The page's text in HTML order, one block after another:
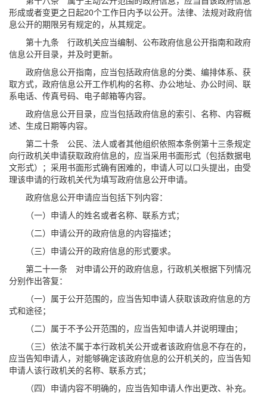
形成或者变更之日起20个工作日内予以公开。法律、法规对政府信
息公开的期限另有规定的，从其规定。
第十九条 行政机关应当编制、公布政府信息公开指南和政府
信息公开目录，并及时更新。
政府信息公开指南，应当包括政府信息的分类、编排体系、获
取方式，政府信息公开工作机构的名称、办公地址、办公时间、联
系电话、传真号码、电子邮箱等内容。
政府信息公开目录，应当包括政府信息的索引、名称、内容概
述、生成日期等内容。
第二十条 公民、法人或者其他组织依照本条例第十三条规定
向行政机关申请获取政府信息的，应当采用书面形式（包括数据电
文形式）；采用书面形式确有困难的，申请人可以口头提出，由受
理该申请的行政机关代为填写政府信息公开申请。
政府信息公开申请应当包括下列内容：
（一）申请人的姓名或者名称、联系方式；
（二）申请公开的政府信息的内容描述；
（三）申请公开的政府信息的形式要求。
第二十一条 对申请公开的政府信息，行政机关根据下列情况
分别作出答复：
（一）属于公开范围的，应当告知申请人获取该政府信息的方
式和途径；
（二）属于不予公开范围的，应当告知申请人并说明理由；
（三）依法不属于本行政机关公开或者该政府信息不存在的，
应当告知申请人，对能够确定该政府信息的公开机关的，应当告知
申请人该行政机关的名称、联系方式；
（四）申请内容不明确的，应当告知申请人作出更改、补充。